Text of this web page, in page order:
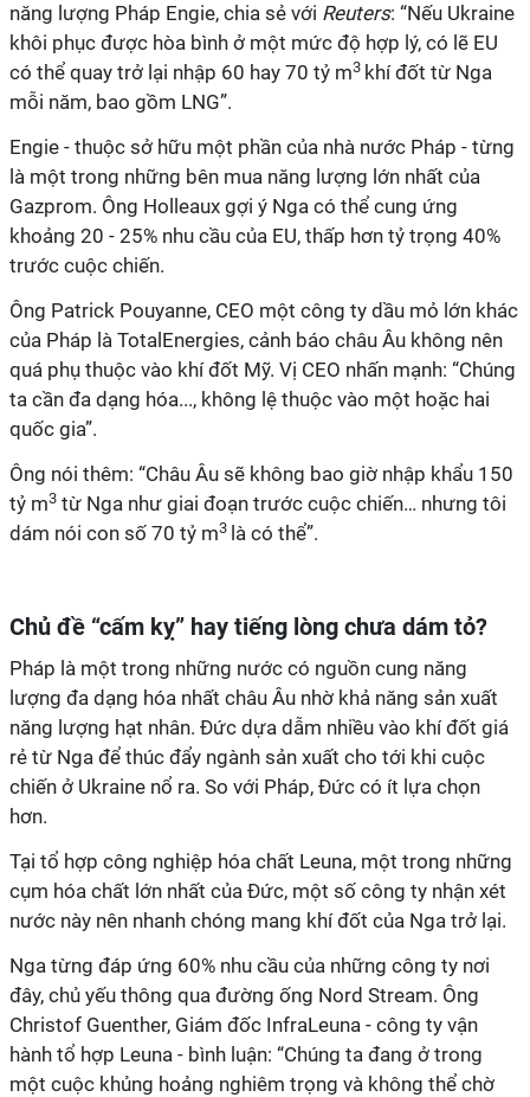
năng lượng Pháp Engie, chia sẻ với Reuters: “Nếu Ukraine
khôi phục được hòa bình ở một mức độ hợp lý, có lẽ EU
có thể quay trở lại nhập 60 hay 70 tỷ m3 khí đốt từ Nga
mỗi năm, bao gồm LNG”.
Engie - thuộc sở hữu một phần của nhà nước Pháp - từng
là một trong những bên mua năng lượng lớn nhất của
Gazprom. Ông Holleaux gợi ý Nga có thể cung ứng
khoảng 20 - 25% nhu cầu của EU, thấp hơn tỷ trọng 40%
trước cuộc chiến.
Ông Patrick Pouyanne, CEO một công ty dầu mỏ lớn khác
của Pháp là TotalEnergies, cảnh báo châu Âu không nên
quá phụ thuộc vào khí đốt Mỹ. Vị CEO nhấn mạnh: “Chúng
ta cần đa dạng hóa..., không lệ thuộc vào một hoặc hai
quốc gia”.
Ông nói thêm: “Châu Âu sẽ không bao giờ nhập khẩu 150
tỷ m3 từ Nga như giai đoạn trước cuộc chiến… nhưng tôi
dám nói con số 70 tỷ m3 là có thể”.
Chủ đề “cấm kỵ” hay tiếng lòng chưa dám tỏ?
Pháp là một trong những nước có nguồn cung năng
lượng đa dạng hóa nhất châu Âu nhờ khả năng sản xuất
năng lượng hạt nhân. Đức dựa dẫm nhiều vào khí đốt giá
rẻ từ Nga để thúc đẩy ngành sản xuất cho tới khi cuộc
chiến ở Ukraine nổ ra. So với Pháp, Đức có ít lựa chọn
hơn.
Tại tổ hợp công nghiệp hóa chất Leuna, một trong những
cụm hóa chất lớn nhất của Đức, một số công ty nhận xét
nước này nên nhanh chóng mang khí đốt của Nga trở lại.
Nga từng đáp ứng 60% nhu cầu của những công ty nơi
đây, chủ yếu thông qua đường ống Nord Stream. Ông
Christof Guenther, Giám đốc InfraLeuna - công ty vận
hành tổ hợp Leuna - bình luận: “Chúng ta đang ở trong
một cuộc khủng hoảng nghiêm trọng và không thể chờ